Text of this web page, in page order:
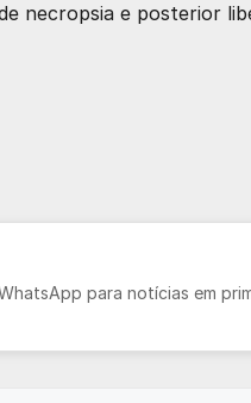
necropsia e posterior
para notícias em